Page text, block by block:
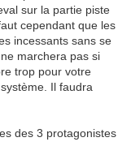
sur la partie piste
cependant que les
incessants sans se
marchera pas si
trop pour votre
Il faudra
des 3 protagonistes